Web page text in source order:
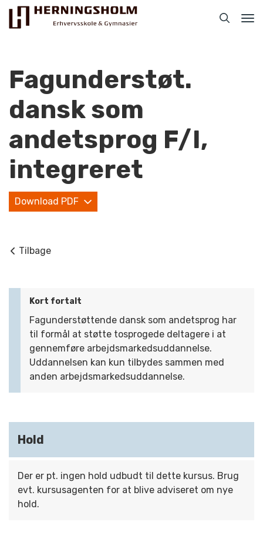
For beskæftigede
For virksomheder
Kontakt
Fagunderstøt.
dansk som
andetsprog F/I,
integreret
Download PDF
Tilbage
Kort fortalt
Fagunderstøttende dansk som andetsprog har
til formål at støtte tosprogede deltagere i at
gennemføre arbejdsmarkedsuddannelse.
Uddannelsen kan kun tilbydes sammen med
anden arbejdsmarkedsuddannelse.
Hold
Der er pt. ingen hold udbudt til dette kursus. Brug
evt. kursusagenten for at blive adviseret om nye
hold.